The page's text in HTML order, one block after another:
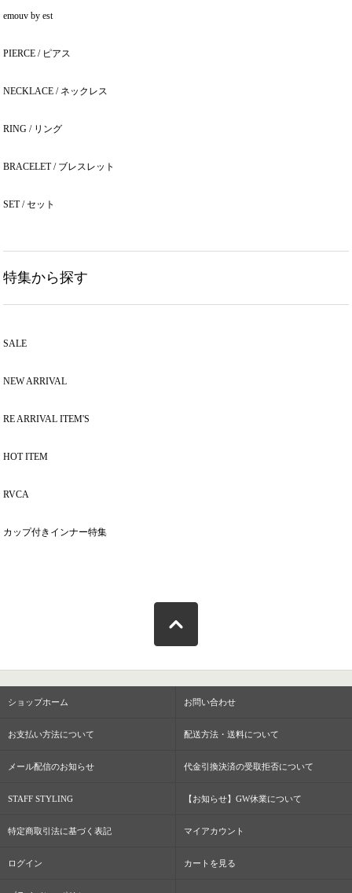
emouv by est
PIERCE / ピアス
NECKLACE / ネックレス
RING / リング
BRACELET / ブレスレット
SET / セット
特集から探す
SALE
NEW ARRIVAL
RE ARRIVAL ITEM'S
HOT ITEM
RVCA
カップ付きインナー特集
ショップホーム お問い合わせ
お支払い方法について 配送方法・送料について
メール配信のお知らせ 代金引換決済の受取拒否について
STAFF STYLING 【お知らせ】GW休業について
特定商取引法に基づく表記 マイアカウント
ログイン カートを見る